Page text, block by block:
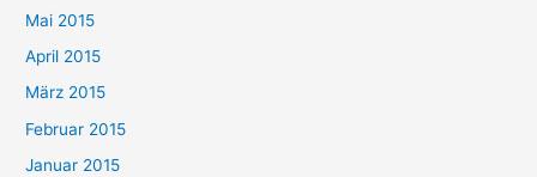
Mai 2015
April 2015
März 2015
Februar 2015
Januar 2015